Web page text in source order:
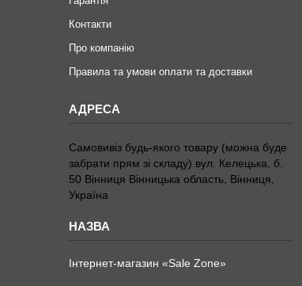
Контакти
Про компанію
Правила та умови оплати та доставки
Самовивіз будь-якого товару (можна буде
забрати прям зі складу) вул. Келецька, б.
50 Вінниця Вінницька область, Вінниця,
Україна
Інтернет-магазин «Sale Zone»